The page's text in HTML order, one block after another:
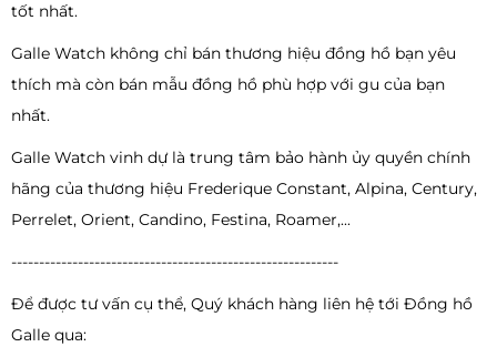
tốt nhất.
Galle Watch không chỉ bán thương hiệu đồng hồ bạn yêu
thích mà còn bán mẫu đồng hồ phù hợp với gu của bạn
nhất.
Galle Watch vinh dự là trung tâm bảo hành ủy quyền chính
hãng của thương hiệu Frederique Constant, Alpina, Century,
Perrelet, Orient, Candino, Festina, Roamer,...
-----------------------------------------------------------
Để được tư vấn cụ thể, Quý khách hàng liên hệ tới Đồng hồ
Galle qua: